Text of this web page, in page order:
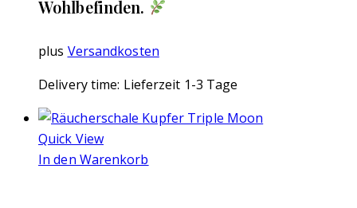
Wohlbefinden.
plus Versandkosten
Delivery time: Lieferzeit 1-3 Tage
Quick View
In den Warenkorb